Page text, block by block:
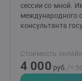
сессии со мной.
международного
консультанта
консультирую
Работаю в
техники
Стоимость онлайн
4 000 руб. /≈